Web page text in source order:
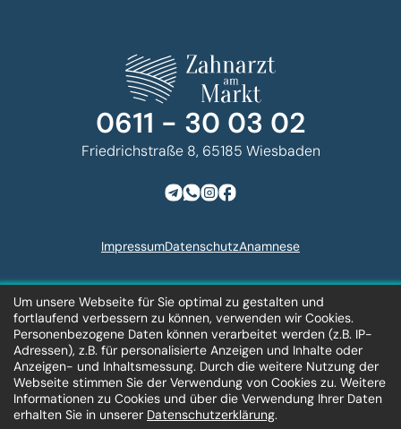
0611 - 30 03 02
Friedrichstraße 8, 65185 Wiesbaden
ImpressumDatenschutzAnamnese
Zahnarzt am Markt © 2026
Design und Entwicklung
der Website
Um unsere Webseite für Sie optimal zu gestalten und
fortlaufend verbessern zu können, verwenden wir Cookies.
Personenbezogene Daten können verarbeitet werden (z.B. IP-
Adressen), z.B. für personalisierte Anzeigen und Inhalte oder
Anzeigen- und Inhaltsmessung. Durch die weitere Nutzung der
Webseite stimmen Sie der Verwendung von Cookies zu. Weitere
Informationen zu Cookies und über die Verwendung Ihrer Daten
erhalten Sie in unserer Datenschutzerklärung.